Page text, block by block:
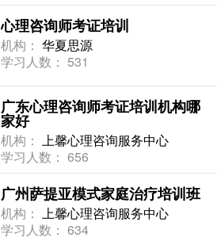
心理咨询师考证培训
机构： 华夏思源
学习人数： 531
广东心理咨询师考证培训机构哪
家好
机构： 上馨心理咨询服务中心
学习人数： 656
广州萨提亚模式家庭治疗培训班
机构： 上馨心理咨询服务中心
学习人数： 634